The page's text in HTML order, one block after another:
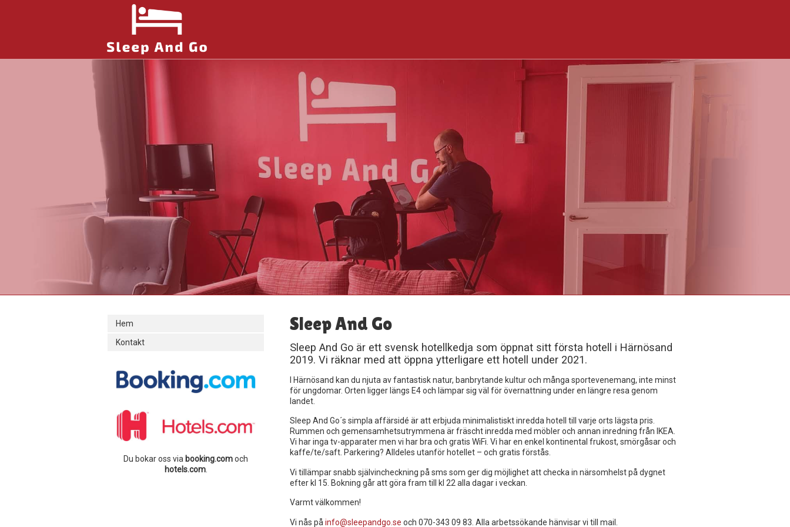
Hem
Kontakt
Du bokar oss via booking.comoch
hotels.com.
Sleep And Go
Sleep And Go är ett svensk hotellkedja som öppnat sitt första hotell i Härnösand
2019. Vi räknar med att öppna ytterligare ett hotell under 2021.
I Härnösand kan du njuta av fantastisk natur, banbrytande kultur och många sportevenemang, inte minst
för ungdomar. Orten ligger längs E4 och lämpar sig väl för övernattning under en längre resa genom
landet.
Sleep And Go´s simpla affärsidé är att erbjuda minimalistiskt inredda hotell till varje orts lägsta pris.
Rummen och gemensamhetsutrymmena är fräscht inredda med möbler och annan inredning från IKEA.
Vi har inga tv-apparater men vi har bra och gratis WiFi. Vi har en enkel kontinental frukost, smörgåsar och
kaffe/te/saft. Parkering? Alldeles utanför hotellet – och gratis förstås.
Vi tillämpar snabb självincheckning på sms som ger dig möjlighet att checka in närsomhelst på dygnet
efter kl 15. Bokning går att göra fram till kl 22 alla dagar i veckan.
Varmt välkommen!
Vi nås påinfo@sleepandgo.se och 070-343 09 83. Alla arbetssökande hänvisar vi till mail.